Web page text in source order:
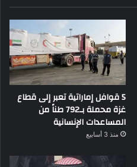
5 قوافل إماراتية تعبر إلى قطاع
غزة محملة بـ792 طناً من
المساعدات الإنسانية
منذ 3 أسابيع